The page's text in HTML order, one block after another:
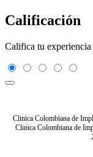
Calificación
Califica tu
Clinica Colombiana de
Clinica Colombiana de